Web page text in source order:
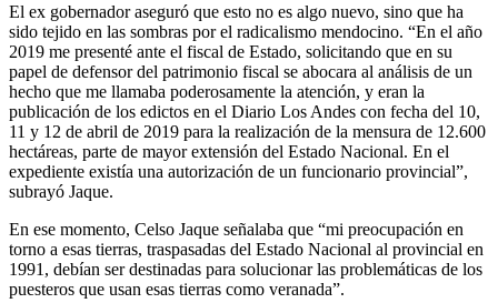
El ex gobernador aseguró que esto no es algo nuevo, sino que ha
sido tejido en las sombras por el radicalismo mendocino. “En el año
2019 me presenté ante el fiscal de Estado, solicitando que en su
papel de defensor del patrimonio fiscal se abocara al análisis de un
hecho que me llamaba poderosamente la atención, y eran la
publicación de los edictos en el Diario Los Andes con fecha del 10,
11 y 12 de abril de 2019 para la realización de la mensura de 12.600
hectáreas, parte de mayor extensión del Estado Nacional. En el
expediente existía una autorización de un funcionario provincial”,
subrayó Jaque.
En ese momento, Celso Jaque señalaba que “mi preocupación en
torno a esas tierras, traspasadas del Estado Nacional al provincial en
1991, debían ser destinadas para solucionar las problemáticas de los
puesteros que usan esas tierras como veranada”.